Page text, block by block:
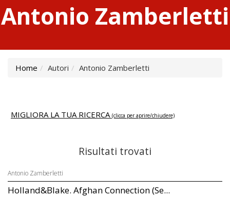
Antonio Zamberletti
Home Autori Antonio Zamberletti
MIGLIORA LA TUA RICERCA (clicca per aprire/chiudere)
Risultati trovati
Antonio Zamberletti
Holland&Blake. Afghan Connection (Se...